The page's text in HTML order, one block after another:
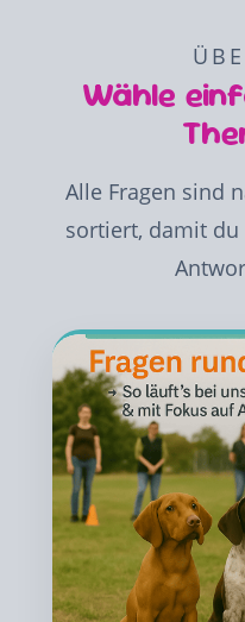
Wähle
Alle Fragen sind
sortiert, damit du